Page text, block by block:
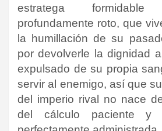
estratega
profundamente roto, que
la humillación de su
por devolverle la dignidad
expulsado de su propia
servir al enemigo, así que
del imperio rival no nace
del cálculo paciente y